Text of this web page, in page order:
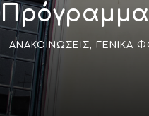
Πρόγραμμα
ΑΝΑΚΟΙΝΏΣΕΙΣ, ΓΕΝΙΚΆ